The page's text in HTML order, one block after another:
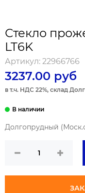
Стекло
LT6K
Артикул: 22966766
3237.00 руб
в т.ч. НДС 22%, склад
Долгопрудный